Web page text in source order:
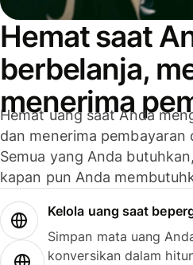
Hemat saat
berbelanja,
menerima
Hemat uang saat Anda
dan menerima pembayaran
Semua yang Anda
kapan pun Anda
Kelola uang saat
Simpan mata uang
konversikan dalam